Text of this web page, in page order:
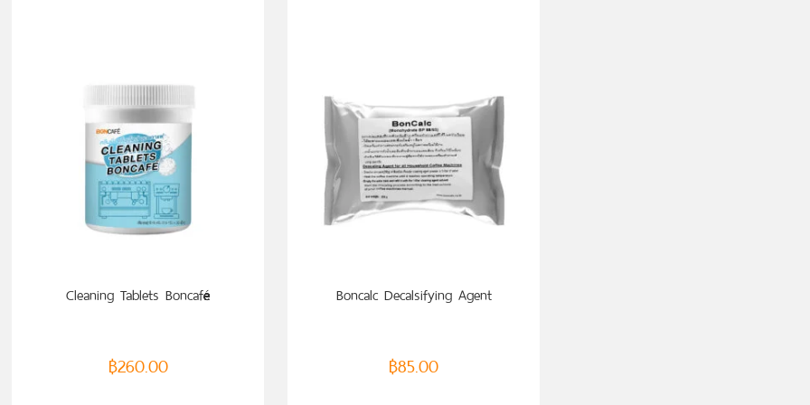
Cleaning Tablets Boncafé
฿260.00
Boncalc Decalsifying Agent
฿85.00